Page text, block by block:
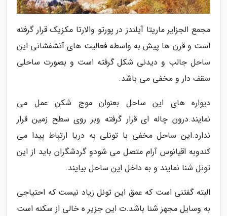
مجمع الجزایر ماریتا آیلندز در پورتو والارتا مکزیک قرار گرفته
است و قرن ها پیش به واسطه فعالیت های آتشفشانی این
ساحل جالب و دیدنی شکل گرفته است و بصورت ساحلی
سقف دار و مخفی می باشد.
دیواره های این ساحل بعنوان موج شکن عمل می
نمایند.درون چاله ای قرار گرفته وبر روی سطح زمین قرار
ندارد.این ساحل مخفی با تونلی به دریا ارتباط پیدا می
کندوبه اقیانوس آرام متصل می شودو گردشگران باید از این
تونل شنا نمایند و به داخل این ساحل بیایند.
البته گفتنی است که عمق این تونل زیاد نیست که احتیاجی
به وسایل مجهز شنا باشد.ت این جزیر ه خالی از سکنه است